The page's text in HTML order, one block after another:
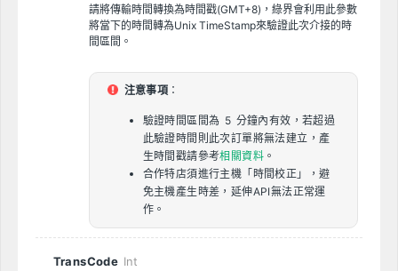
請將傳輸時間轉換為時間戳(GMT+8)，綠界會利用此參數
將當下的時間轉為Unix TimeStamp來驗證此次介接的時
間區間。
注意事項 ：
驗證時間區間為 5 分鐘內有效，若超過
此驗證時間則此次訂單將無法建立，產
生時間戳請參考相關資料。
合作特店須進行主機「時間校正」，避
免主機產生時差，延伸API無法正常運
作。
TransCode Int